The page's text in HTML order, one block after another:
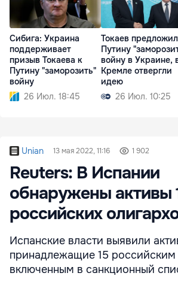
Сибига: Украина
поддерживает
призыв Токаева к
Путину "заморозить"
войну
26 Июл. 18:45
Токаев предложил
Путину
войну в Украине,
Кремле отвергли
идею
26 Июл. 10:25
Unian 13 мая 2022, 11:16 1 902
Reuters: В Испании
обнаружены активы
российских
Испанские власти выявили
принадлежащие 15 российским
включенным в санкционный